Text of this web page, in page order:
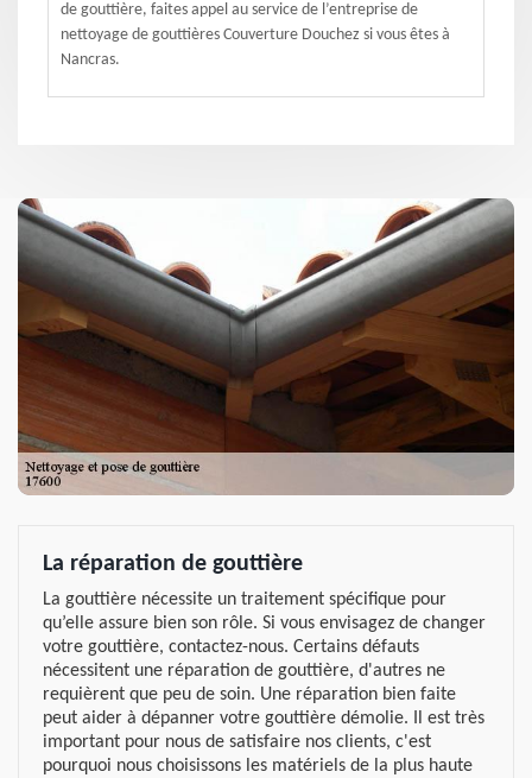
de gouttière, faites appel au service de l’entreprise de
nettoyage de gouttières Couverture Douchez si vous êtes à
Nancras.
La réparation de gouttière
La gouttière nécessite un traitement spécifique pour
qu’elle assure bien son rôle. Si vous envisagez de changer
votre gouttière, contactez-nous. Certains défauts
nécessitent une réparation de gouttière, d'autres ne
requièrent que peu de soin. Une réparation bien faite
peut aider à dépanner votre gouttière démolie. Il est très
important pour nous de satisfaire nos clients, c'est
pourquoi nous choisissons les matériels de la plus haute